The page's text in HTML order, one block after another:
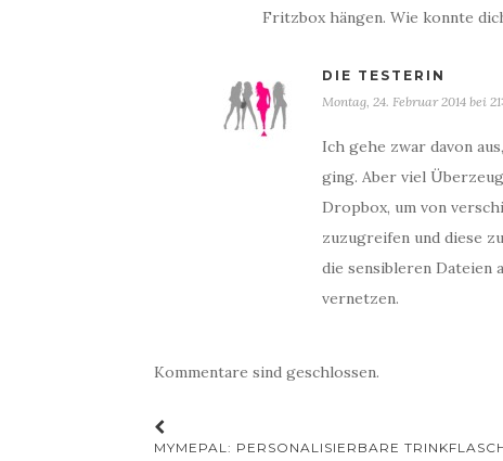
Fritzbox hängen. Wie konnte
DIE TESTERIN
Montag, 24. Februar 2014 bei
Ich gehe zwar davon
ging. Aber viel
Dropbox, um von
zuzugreifen und diese
die sensibleren Dateien
vernetzen.
Kommentare sind geschlossen.
Beitrags-
MYMEPAL: PERSONALISIERBARE